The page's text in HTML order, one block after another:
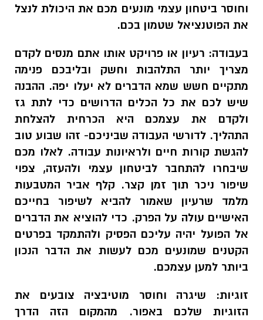
וחוסר ביטחון עצמי מונעים מכם את היכולת לנצל
את הפוטנציאל שטמון בכם.
בעבודה: רעיון או פרויקט אותו אתם מנסים לקדם
מצריך יותר התלהבות וחשק ובליבכם פנימה
מתקיים חשש שמא הדברים לא יעלו יפה. ההבנה
שיש לכם את כל הכלים הדרושים כדי לתת גז
ולקדם את עצמכם היא הכרחית להצלחת
התהליך. לדורשי העבודה שביניכם- זהו שבוע טוב
להגשת קורות חיים ולראיונות עבודה. לאלו מכם
שיבחרו להתחבר לביטחון עצמי ולהעזה, צפוי
שיפור ניכר תוך זמן קצר. קלף אביר המטבעות
מלמד
שרעיון שאמור להביא לשיפור בחייכם
האישיים עולה על הפרק. כדי להוציא את הדברים
אל הפועל יהיה עליכם הפסיק ולהתמקד בפרטים
הקטנים שמונעים מכם לעשות את הדבר הנכון
ביותר למען עצמכם.
זוגיות: שיגרה וחוסר מוטיבציה צובעים את
הזוגיות שלכם באפור. מהמקום הזה הדרך